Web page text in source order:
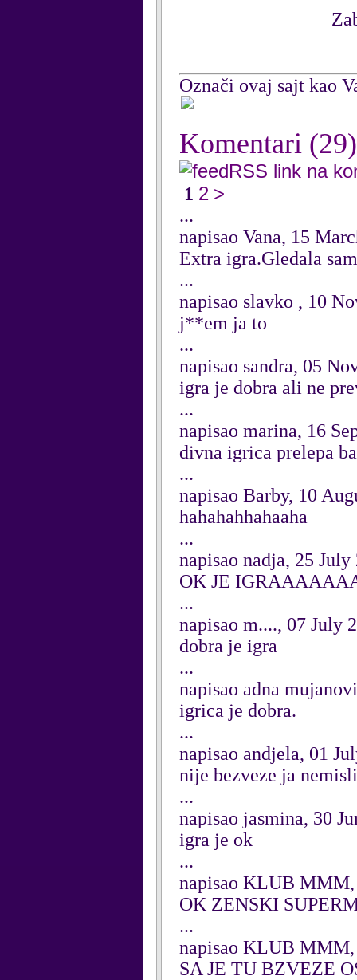
Označi ovaj sajt kao
Komentari (29)
RSS link na
1 2 >
...
napisao Vana, 15
Extra igra.Gledala
...
napisao slavko , 10
j**em ja to
...
napisao sandra, 05
igra je dobra ali ne
...
napisao marina, 16
divna igrica prelepa
...
napisao Barby, 10
hahahahhahaaha
...
napisao nadja, 25 July
OK JE
...
napisao m...., 07 July
dobra je igra
...
napisao adna
igrica je dobra.
...
napisao andjela, 01
nije bezveze ja
...
napisao jasmina, 30
igra je ok
...
napisao KLUB MMM,
OK ZENSKI
...
napisao KLUB MMM,
SA JE TU BZVEZE